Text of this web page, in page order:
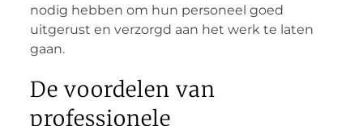
nodig hebben om hun personeel goed
uitgerust en verzorgd aan het werk te laten
gaan.
De voordelen van
professionele